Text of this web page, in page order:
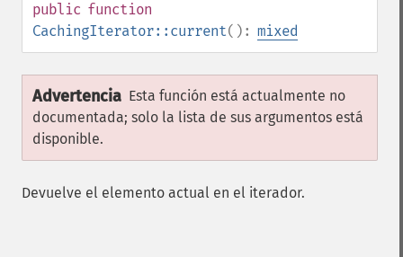
public function
CachingIterator::current(): mixed
Advertencia Esta función está actualmente no
documentada; solo la lista de sus argumentos está
disponible.
Devuelve el elemento actual en el iterador.